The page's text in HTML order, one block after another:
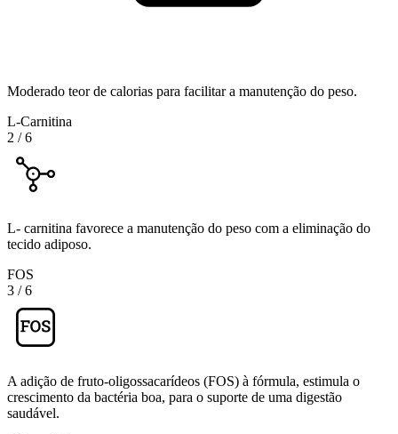
Moderado teor de calorias para facilitar a manutenção do peso.
L-Carnitina
2 /6
L- carnitina favorece a manutenção do peso com a eliminação do
tecido adiposo.
FOS
3 /6
A adição de fruto-oligossacarídeos (FOS) à fórmula, estimula o
crescimento da bactéria boa, para o suporte de uma digestão
saudável.